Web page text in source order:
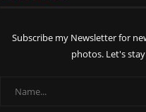
Subscribe my Newsletter for
photos. Let's